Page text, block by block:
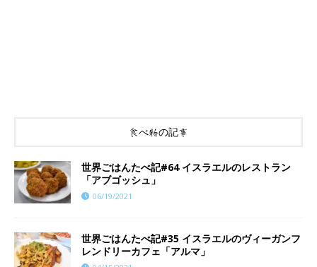
食べ物の記事
世界ごはんたべ記#64 イスラエルのレストラン
「アブゴッシュ」
06/19/2021
世界ごはんたべ記#35 イスラエルのヴィーガンフ
レンドリーカフェ「アルマ」